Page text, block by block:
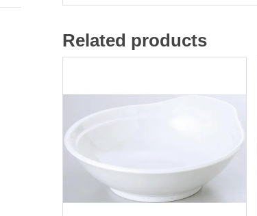
Related products